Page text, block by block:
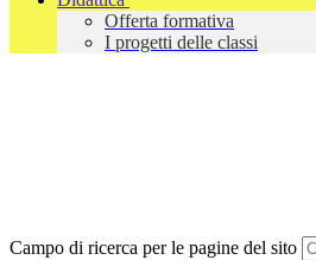
Offerta formativa
I progetti delle classi
Campo di ricerca per le pagine del sito